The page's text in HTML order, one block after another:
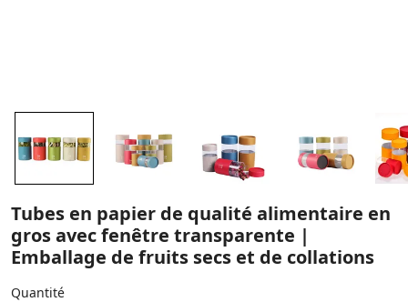
Tubes en papier de qualité alimentaire en
gros avec fenêtre transparente |
Emballage de fruits secs et de collations
Quantité